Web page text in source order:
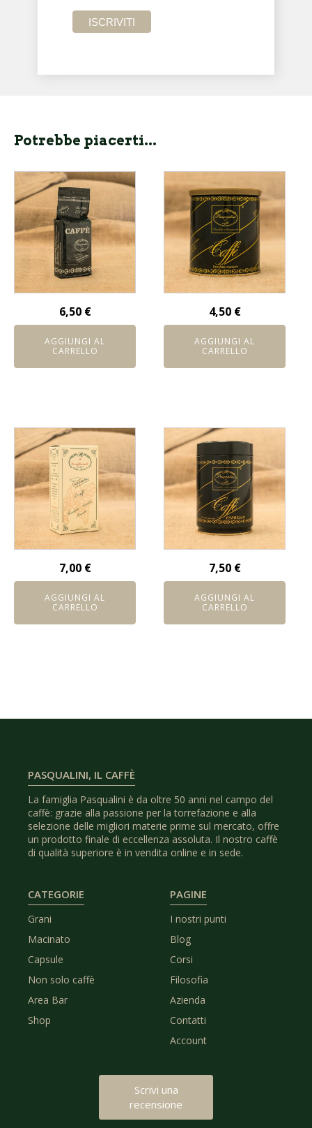
Potrebbe piacerti...
6,50 €
AGGIUNGI AL
CARRELLO
4,50 €
AGGIUNGI AL
CARRELLO
7,00 €
AGGIUNGI AL
CARRELLO
7,50 €
AGGIUNGI AL
CARRELLO
PASQUALINI, IL CAFFÈ
La famiglia Pasqualini è da oltre 50 anni nel campo del
caffè: grazie alla passione per la torrefazione e alla
selezione delle migliori materie prime sul mercato, offre
un prodotto finale di eccellenza assoluta. Il nostro caffè
di qualità superiore è in vendita online e in sede.
CATEGORIE
Grani
Macinato
Capsule
Non solo caffè
Area Bar
Shop
PAGINE
I nostri punti
Blog
Corsi
Filosofia
Azienda
Contatti
Account
Scrivi una
recensione